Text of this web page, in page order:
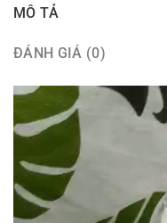
MÔ TẢ
ĐÁNH GIÁ (0)
Trình
chơi
Video